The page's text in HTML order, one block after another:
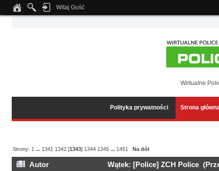
Notice: Undefined index: tapatalk_body_hook in
Witaj Gość
Wirtualne
Polityka prywatności Strona
Strony: 1 ... 1341 1342 [1343] 1344 1345 ... 1451 Na dół
Autor Wątek: [Police] ZCH Police